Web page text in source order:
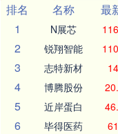
排名
名称 最
1
N展芯
2 锐翔智能
3 志特新材
4 博腾股份
5 近岸蛋白
6 毕得医药